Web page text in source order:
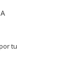
tu